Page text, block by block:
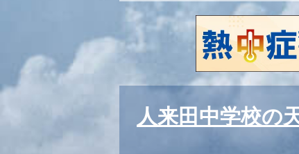
人来田中学校の